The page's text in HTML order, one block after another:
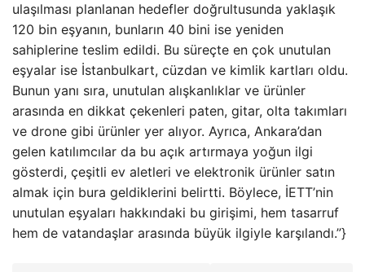
ulaşılması planlanan hedefler doğrultusunda yaklaşık
120 bin eşyanın, bunların 40 bini ise yeniden
sahiplerine teslim edildi. Bu süreçte en çok unutulan
eşyalar ise İstanbulkart, cüzdan ve kimlik kartları oldu.
Bunun yanı sıra, unutulan alışkanlıklar ve ürünler
arasında en dikkat çekenleri paten, gitar, olta takımları
ve drone gibi ürünler yer alıyor. Ayrıca, Ankara’dan
gelen katılımcılar da bu açık artırmaya yoğun ilgi
gösterdi, çeşitli ev aletleri ve elektronik ürünler satın
almak için bura geldiklerini belirtti. Böylece, İETT’nin
unutulan eşyaları hakkındaki bu girişimi, hem tasarruf
hem de vatandaşlar arasında büyük ilgiyle karşılandı.”}